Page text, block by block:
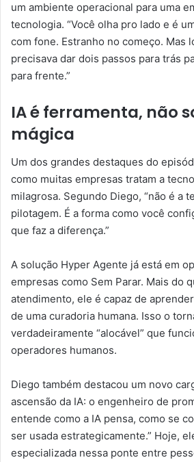
um ambiente operacional para uma
tecnologia. “Você olha pro lado e é
com fone. Estranho no começo. Mas
precisava dar dois passos para trás
para frente.”
IA é ferramenta, não
mágica
Um dos grandes destaques do
como muitas empresas tratam a
milagrosa. Segundo Diego, “não é a
pilotagem. É a forma como você
que faz a diferença.”
A solução Hyper Agente já está em
empresas como Sem Parar. Mais do
atendimento, ele é capaz de
de uma curadoria humana. Isso o
verdadeiramente “alocável” que
operadores humanos.
Diego também destacou um novo
ascensão da IA: o engenheiro de
entende como a IA pensa, como se
ser usada estrategicamente.” Hoje,
especializada nessa ponte entre